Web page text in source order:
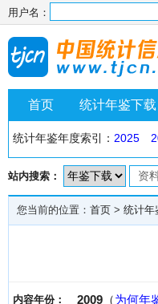
用户名：
首页 统计年鉴下载
统计年鉴年度索引： 2025
站内搜索：
您当前的位置： 首页 > 统计年
内容年份： 2009 （为何年